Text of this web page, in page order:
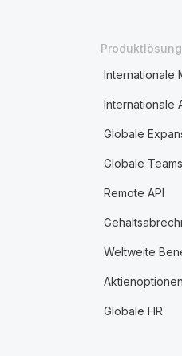
Internationale
Internationale
Globale
Globale
Remote API
Weltweite
Aktienoptionen
Globale HR